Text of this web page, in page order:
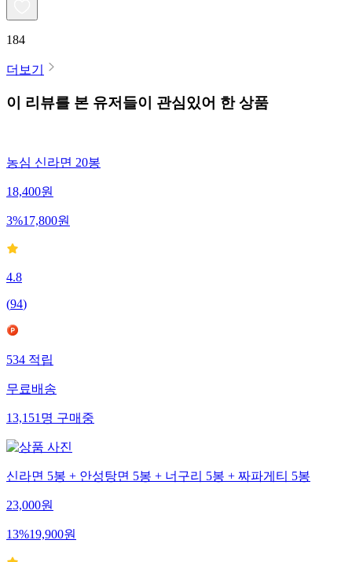
184
더보기
이 리뷰를 본 유저들이 관심있어 한 상품
농심 신라면 20봉
18,400원
3%17,800원
4.8
(94)
534 적립
무료배송
13,151 명 구매중
신라면 5봉 + 안성탕면 5봉 + 너구리 5봉 + 짜파게티 5봉
23,000원
13%19,900원